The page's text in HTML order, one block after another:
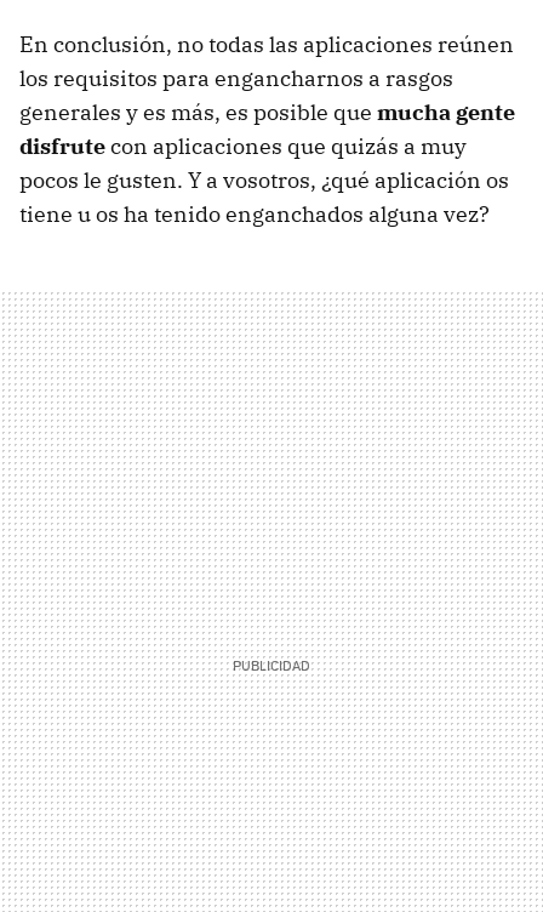
En conclusión, no todas las aplicaciones reúnen
los requisitos para engancharnos a rasgos
generales y es más, es posible que mucha gente
disfrutecon aplicaciones que quizás a muy
pocos le gusten. Y a vosotros, ¿qué aplicación os
tiene u os ha tenido enganchados alguna vez?